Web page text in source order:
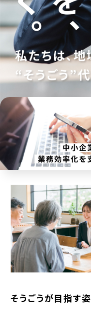
そうごうが目指す姿